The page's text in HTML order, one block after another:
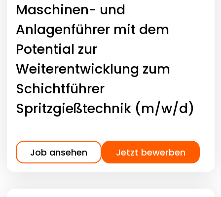
Maschinen- und
Anlagenführer mit dem
Potential zur
Weiterentwicklung zum
Schichtführer
Spritzgießtechnik (m/w/d)
Job ansehen Jetzt bewerben